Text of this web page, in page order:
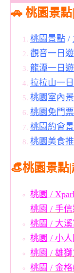
🚗 桃園景
桃園景點 /
觀音一日遊
龍潭一日遊
拉拉山一
桃園室內
桃園免門
桃園約會
桃園美食
👒桃園景點
桃園 /
桃園 / 手
桃園 / 大
桃園 / 小
桃園 / 雄
桃園 / 金